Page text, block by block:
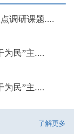
调研课题....
为民”主....
为民”主....
了解更多